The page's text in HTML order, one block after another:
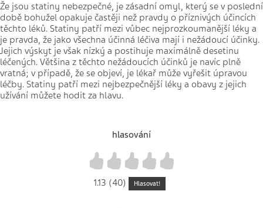
Že jsou statiny nebezpečné, je zásadní omyl, který se v poslední
době bohužel opakuje častěji než pravdy o příznivých účincích
těchto léků. Statiny patří mezi vůbec nejprozkoumanější léky a
je pravda, že jako všechna účinná léčiva mají i nežádoucí účinky.
Jejich výskyt je však nízký a postihuje maximálně desetinu
léčených. Většina z těchto nežádoucích účinků je navíc plně
vratná; v případě, že se objeví, je lékař může vyřešit úpravou
léčby. Statiny patří mezi nejbezpečnější léky a obavy z jejich
užívání můžete hodit za hlavu.
hlasování
4
3
2
1
1.13 (40) Hlasovat!